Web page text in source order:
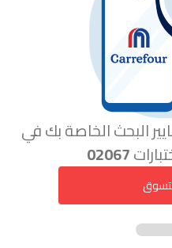
البحث الخاصة بك في
02067